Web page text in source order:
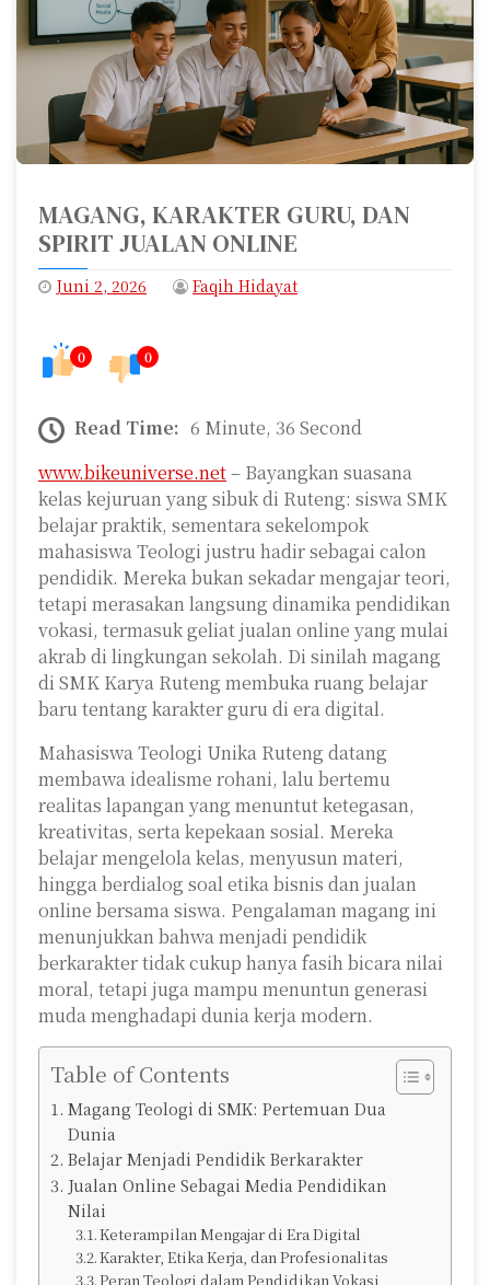
MAGANG, KARAKTER GURU, DAN
SPIRIT JUALAN ONLINE
Juni 2, 2026 Faqih Hidayat
0 0
Read Time: 6 Minute, 36 Second
www.bikeuniverse.net– Bayangkan suasana
kelas kejuruan yang sibuk di Ruteng: siswa SMK
belajar praktik, sementara sekelompok
mahasiswa Teologi justru hadir sebagai calon
pendidik. Mereka bukan sekadar mengajar teori,
tetapi merasakan langsung dinamika pendidikan
vokasi, termasuk geliat jualan online yang mulai
akrab di lingkungan sekolah. Di sinilah magang
di SMK Karya Ruteng membuka ruang belajar
baru tentang karakter guru di era digital.
Mahasiswa Teologi Unika Ruteng datang
membawa idealisme rohani, lalu bertemu
realitas lapangan yang menuntut ketegasan,
kreativitas, serta kepekaan sosial. Mereka
belajar mengelola kelas, menyusun materi,
hingga berdialog soal etika bisnis dan jualan
online bersama siswa. Pengalaman magang ini
menunjukkan bahwa menjadi pendidik
berkarakter tidak cukup hanya fasih bicara nilai
moral, tetapi juga mampu menuntun generasi
muda menghadapi dunia kerja modern.
Table of Contents
Magang Teologi di SMK: Pertemuan Dua
Dunia
Belajar Menjadi Pendidik Berkarakter
Jualan Online Sebagai Media Pendidikan
Nilai
Keterampilan Mengajar di Era Digital
Karakter, Etika Kerja, dan Profesionalitas
Peran Teologi dalam Pendidikan Vokasi